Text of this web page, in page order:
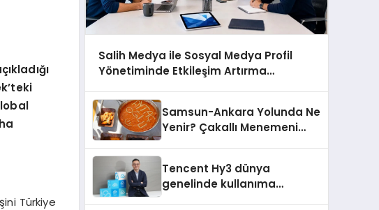
’teki
Türkiye
Salih Medya ile Sosyal Medya Profil
Yönetiminde Etkileşim Artırma
Samsun-Ankara Yolunda Ne
Yenir? Çakallı Menemeni
Tencent Hy3 dünya
genelinde kullanıma